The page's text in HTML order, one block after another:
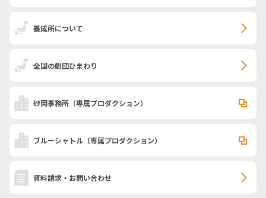
養成所について
全国の劇団ひまわり
砂岡事務所 （専属プロダクション）
ブルーシャトル （専属プロダクション）
資料請求・お問い合わせ